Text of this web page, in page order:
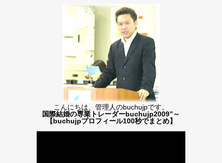
こんにちは、管理人のbuchujpです。
国際結婚の専業トレーダーbuchujp2009”～
【buchujpプロフィール100秒でまとめ】